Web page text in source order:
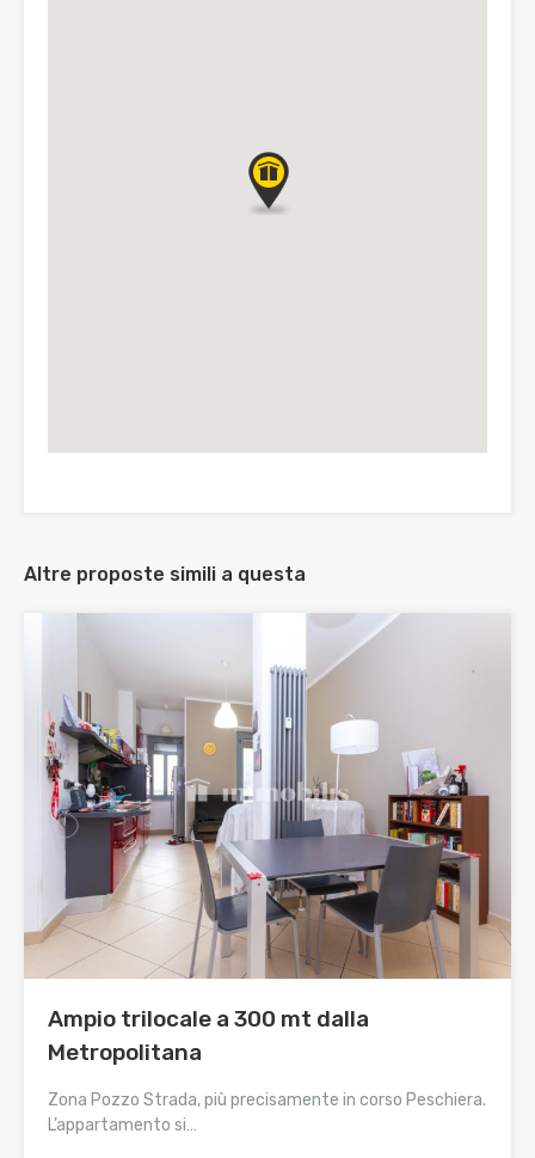
Altre proposte simili a questa
Ampio trilocale a 300 mt dalla
Metropolitana
Zona Pozzo Strada, più precisamente in corso Peschiera.
L’appartamento si…